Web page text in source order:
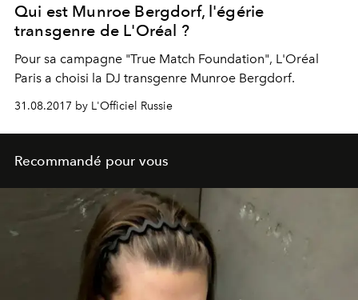
Qui est Munroe Bergdorf, l'égérie
transgenre de L'Oréal ?
Pour sa campagne "True Match Foundation", L'Oréal
Paris a choisi la DJ transgenre Munroe Bergdorf.
31.08.2017 by L'Officiel Russie
Recommandé pour vous